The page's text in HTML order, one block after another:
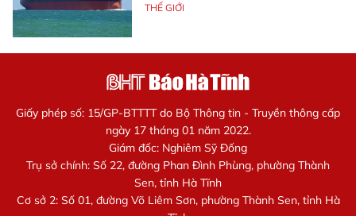
THẾ GIỚI
Giấy phép số: 15/GP-BTTTT do Bộ Thông tin - Truyền thông cấp
ngày 17 tháng 01 năm 2022.
Giám đốc: Nghiêm Sỹ Đống
Trụ sở chính: Số 22, đường Phan Đình Phùng, phường Thành
Sen, tỉnh Hà Tĩnh
Cơ sở 2: Số 01, đường Võ Liêm Sơn, phường Thành Sen, tỉnh Hà